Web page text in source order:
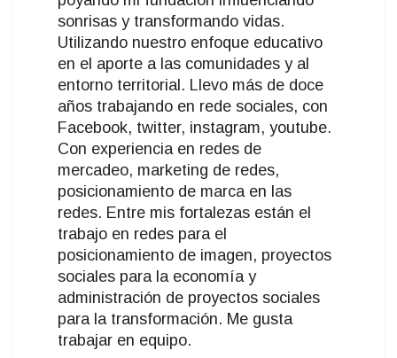
sonrisas y transformando vidas.
Utilizando nuestro enfoque educativo
en el aporte a las comunidades y al
entorno territorial. Llevo más de doce
años trabajando en rede sociales, con
Facebook, twitter, instagram, youtube.
Con experiencia en redes de
mercadeo, marketing de redes,
posicionamiento de marca en las
redes. Entre mis fortalezas están el
trabajo en redes para el
posicionamiento de imagen, proyectos
sociales para la economía y
administración de proyectos sociales
para la transformación. Me gusta
trabajar en equipo.